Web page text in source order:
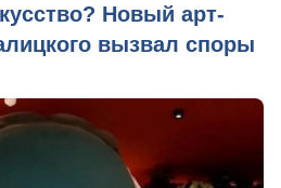
Новый арт-
вызвал споры